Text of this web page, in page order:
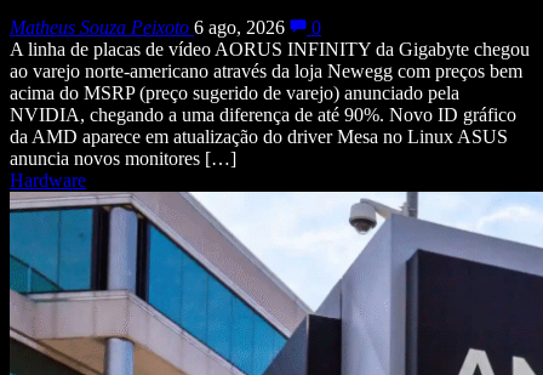
Matheus Souza Peixoto 6 ago, 2026
0
A linha de placas de vídeo AORUS INFINITY da Gigabyte chegou
ao varejo norte-americano através da loja Newegg com preços bem
acima do MSRP (preço sugerido de varejo) anunciado pela
NVIDIA, chegando a uma diferença de até 90%. Novo ID gráfico
da AMD aparece em atualização do driver Mesa no Linux ASUS
anuncia novos monitores […]
Hardware